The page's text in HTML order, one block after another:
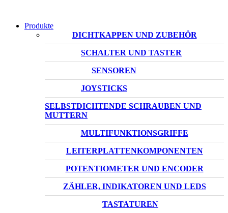
Produkte
DICHTKAPPEN UND ZUBEHÖR
SCHALTER UND TASTER
SENSOREN
JOYSTICKS
SELBSTDICHTENDE SCHRAUBEN UND
MUTTERN
MULTIFUNKTIONSGRIFFE
LEITERPLATTENKOMPONENTEN
POTENTIOMETER UND ENCODER
ZÄHLER, INDIKATOREN UND LEDS
TASTATUREN